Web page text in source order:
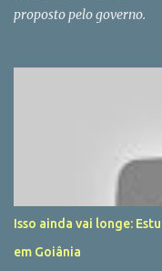
proposto pelo governo.
Isso ainda vai longe:
em Goiânia